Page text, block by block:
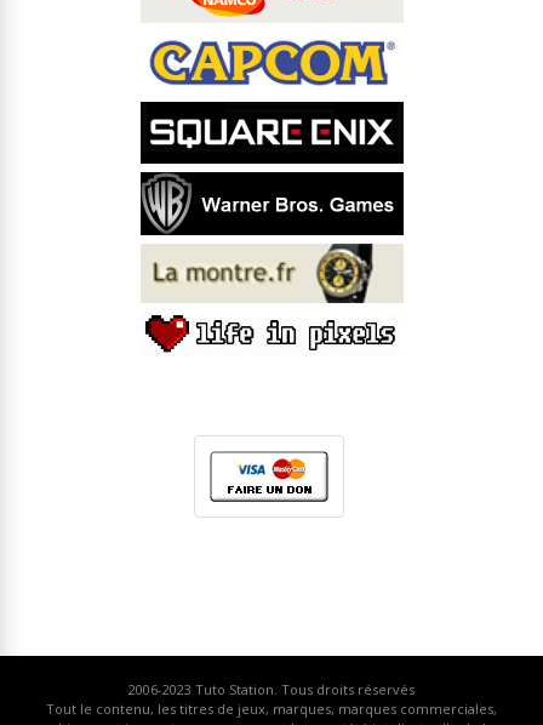
2006-2023 Tuto Station. Tous droits réservés
Tout le contenu, les titres de jeux, marques, marques commerciales,